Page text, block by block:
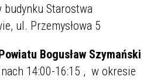
Starostwa
ul. Przemysłowa 5
Bogusław Szymański
14:00-16:15 , w okresie